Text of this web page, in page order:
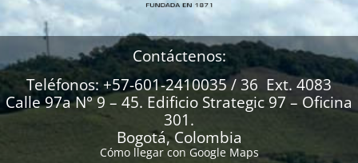
Contáctenos:
Teléfonos: +57-601-2410035 / 36 Ext. 4083
Calle 97a N° 9 – 45. Edificio Strategic 97 – Oficina
301.
Bogotá, Colombia
Cómo llegar con Google Maps